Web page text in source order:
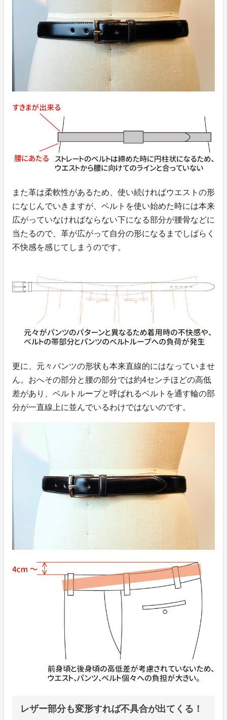
また革は柔軟性があるため、使い続ければウエストの形
になじんでいきますが、ベルトを使い始めた時には本来
広がっていなければならない下になる部分が腰骨などに
当たるので、革が広がって自分の形になるまでしばらく
不快感を感じてしまうのです。
更に、元々パンツの形状も本来直線的にはなっていませ
ん。おへその部分と腰の部分では約4センチほどの高低
差があり、ベルトループと呼ばれるベルトを通す輪の部
分が一直線上に並んでいるわけではないのです。
レザー部分も変形すれば不具合が出てくる！